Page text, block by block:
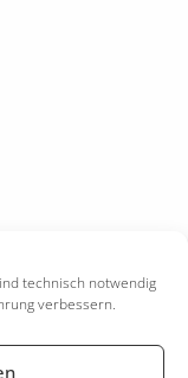
technisch notwendig
verbessern.